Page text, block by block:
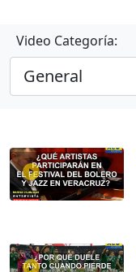
Video Categoría: